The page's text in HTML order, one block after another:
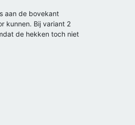
aan de bovekant
kunnen. Bij variant 2
de hekken toch niet